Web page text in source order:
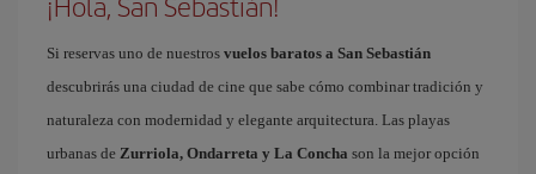
Si reservas uno de nuestros vuelos baratos a San Sebastián
descubrirás una ciudad de cine que sabe cómo combinar tradición y
naturaleza con modernidad y elegante arquitectura. Las playas
urbanas de Zurriola, Ondarreta y La Concha son la mejor opción